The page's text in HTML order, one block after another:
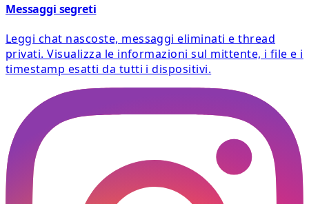
Messaggi segreti
Leggi chat nascoste, messaggi eliminati e thread
privati. Visualizza le informazioni sul mittente, i file e i
timestamp esatti da tutti i dispositivi.